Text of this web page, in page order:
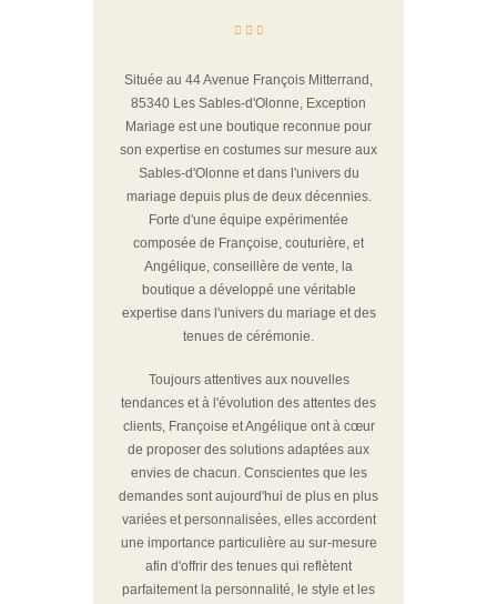
Située au 44 Avenue François Mitterrand,
85340 Les Sables-d'Olonne, Exception
Mariage est une boutique reconnue pour
son expertise en costumes sur mesure aux
Sables-d'Olonne et dans l'univers du
mariage depuis plus de deux décennies.
Forte d'une équipe expérimentée
composée de Françoise, couturière, et
Angélique, conseillère de vente, la
boutique a développé une véritable
expertise dans l'univers du mariage et des
tenues de cérémonie.
Toujours attentives aux nouvelles
tendances et à l'évolution des attentes des
clients, Françoise et Angélique ont à cœur
de proposer des solutions adaptées aux
envies de chacun. Conscientes que les
demandes sont aujourd'hui de plus en plus
variées et personnalisées, elles accordent
une importance particulière au sur-mesure
afin d'offrir des tenues qui reflètent
parfaitement la personnalité, le style et les